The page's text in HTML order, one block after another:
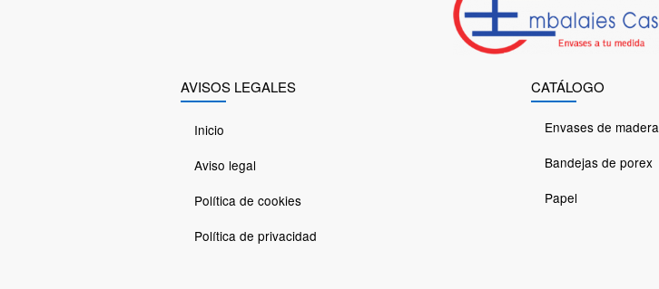
AVISOS LEGALES
Inicio
Aviso legal
Política de cookies
Política de privacidad
CATÁLOGO
Envases de madera
Bandejas de porex
Papel